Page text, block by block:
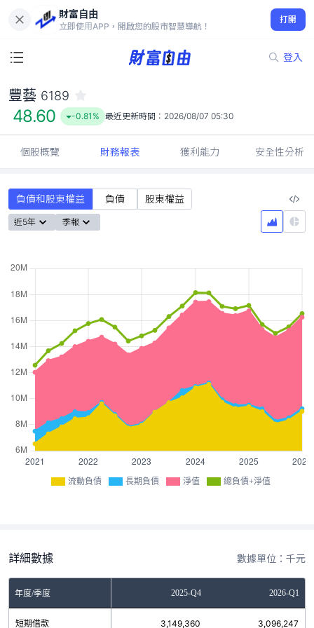
財富自由
立即使用APP，開啟您的股市智慧導航！
打開
登入
48.60
-0.81%
豐藝 6189
48.60 -0.81% 最近更新時間： 2026/08/07 05:30
個股概覽 財務報表 獲利能力 安全性分析
負債和股東權益 負債 股東權益
近5年 季報
流動負債 長期負債 淨值 總負債+淨值
詳細數據 數據單位：千元
年度/季度 2025-Q4 2026-Q1
短期借款 3,149,360 3,096,247